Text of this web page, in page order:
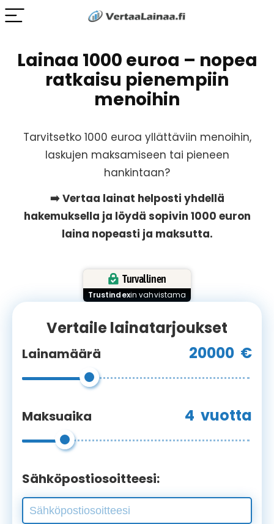
Lainaa 1000 euroa – nopea
ratkaisu pienempiin
menoihin
Tarvitsetko 1000 euroa yllättäviin menoihin,
laskujen maksamiseen tai pieneen
hankintaan?
➡️ Vertaa lainat helposti yhdellä
hakemuksella ja löydä sopivin 1000 euron
laina nopeasti ja maksutta.
Turvallinen
Trustindexin vahvistama
Vertaile lainatarjoukset
Lainamäärä 20000 €
Maksuaika 4 vuotta
Sähköpostiosoitteesi: